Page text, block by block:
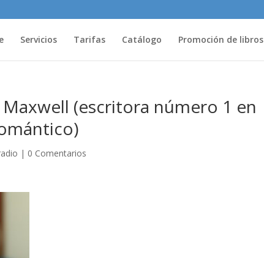
Servicios Tarifas Catálogo Promoción de libros
(escritora número 1 en
| 0 Comentarios